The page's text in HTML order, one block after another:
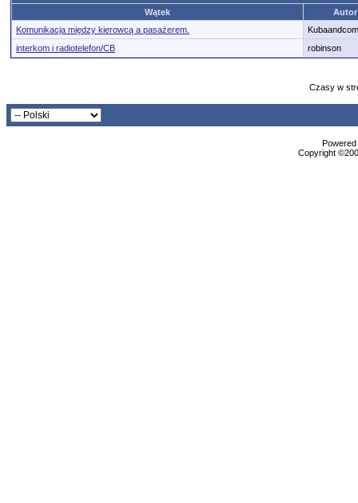
Wątek
Komunikacja między kierowcą a pasażerem.
Kubaandcom
interkom i radiotelefon/CB
robinson
Czasy w
Copyright